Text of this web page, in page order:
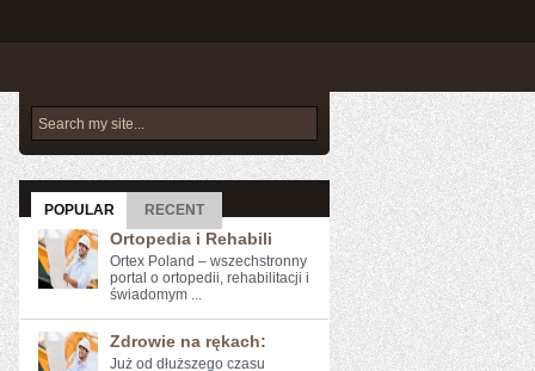
POPULAR RECENT
Ortopedia i Rehabili
Ortex Poland – wszechstronny
portal o ortopedii, rehabilitacji i
świadomym ...
Zdrowie na rękach:
Już od dłuższego ⁣czasu